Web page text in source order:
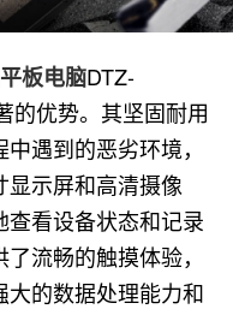
板电脑DTZ-
的优势。其坚固耐用
遇到的恶劣环境，
示屏和高清摄像
看设备状态和记录
流畅的触摸体验，
的数据处理能力和